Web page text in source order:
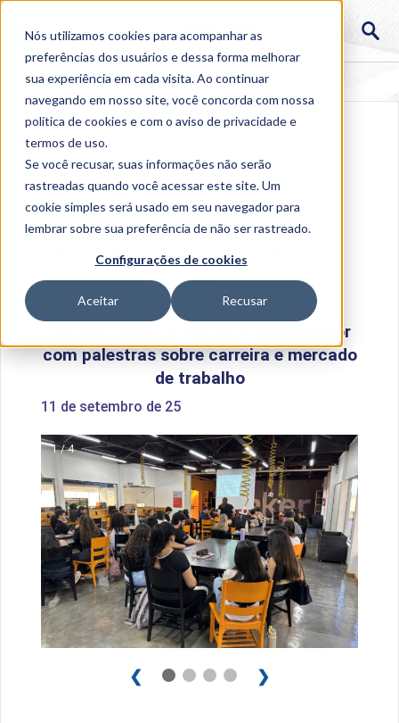
Nós utilizamos cookies para acompanhar as
preferências dos usuários e dessa forma melhorar
sua experiência em cada visita. Ao continuar
navegando em nosso site, você concorda com nossa
política de cookies e com o aviso deprivacidade e
termos de uso.
Se você recusar, suas informações não serão
rastreadas quando você acessar este site. Um
cookie simples será usado em seu navegador para
lembrar sobre sua preferência de não ser rastreado.
Configurações de cookies
Aceitar Recusar
celebra o Dia do Administrador com palestras sobre
carreira e mercado de trabalho
Uniube celebra o Dia do Administrador
com palestras sobre carreira e mercado
de trabalho
11 de setembro de 25
1 / 4
❮ ❯